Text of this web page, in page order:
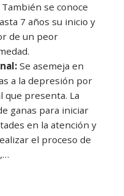
se conoce
7 años su inicio y
de un peor
Se asemeja en
a la depresión por
que presenta. La
ganas para iniciar
en la atención y
el proceso de